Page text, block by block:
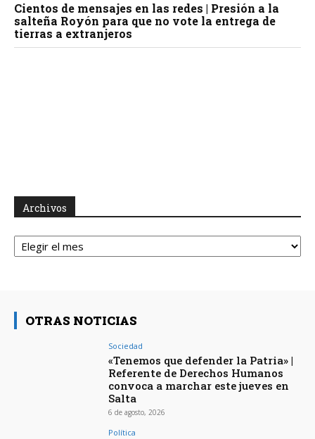
Cientos de mensajes en las redes | Presión a la
salteña Royón para que no vote la entrega de
tierras a extranjeros
Archivos
Archivos
OTRAS NOTICIAS
Sociedad
«Tenemos que defender la Patria» |
Referente de Derechos Humanos
convoca a marchar este jueves en
Salta
6 de agosto, 2026
Política